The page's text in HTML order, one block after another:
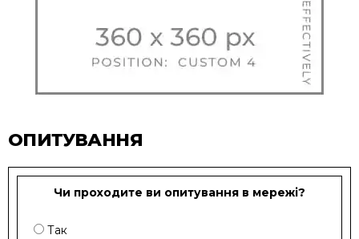
ОПИТУВАННЯ
Чи проходите ви опитування в мережі?
Так